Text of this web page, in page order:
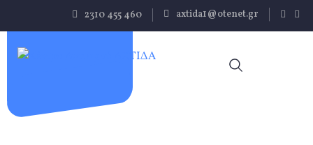
Παράκαμψη
προς το
2310 455 460 axtida1@otenet.gr